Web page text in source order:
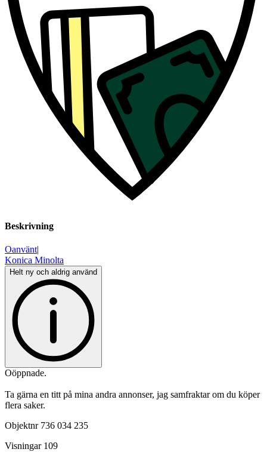
Beskrivning
Oanvänt|
Konica Minolta
Helt ny och aldrig använd
Oöppnade.
Ta gärna en titt på mina andra annonser, jag samfraktar om du köper
flera saker.
Objektnr 736 034 235
Visningar 109